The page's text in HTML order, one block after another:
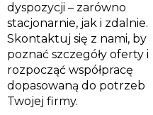
dyspozycji – zarówno
stacjonarnie, jak i zdalnie.
Skontaktuj się z nami, by
poznać szczegóły oferty i
rozpocząć współpracę
dopasowaną do potrzeb
Twojej firmy.